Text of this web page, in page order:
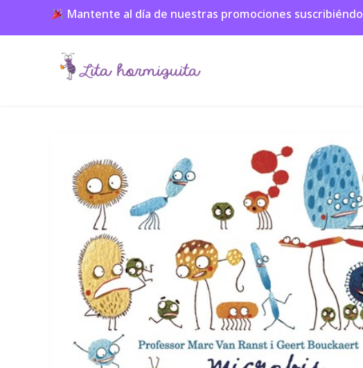
Mantente al día de nuestras promociones